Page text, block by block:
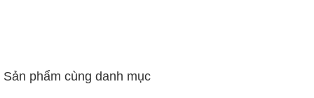
Sản phẩm cùng danh mục